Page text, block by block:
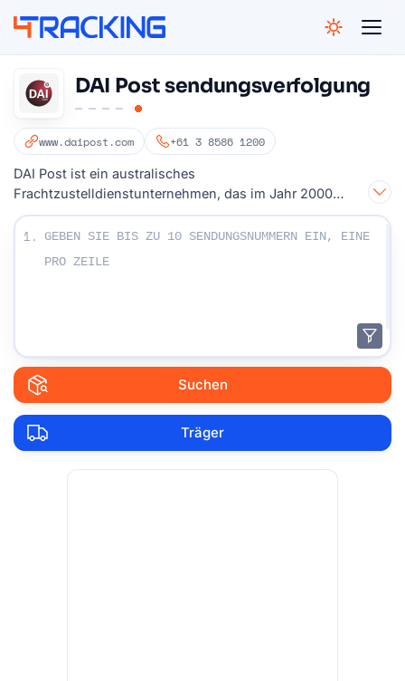
DAI Post sendungsverfolgung
www.daipost.com +61 3 8586 1200
DAI Post ist ein australisches
Frachtzustelldienstunternehmen, das im Jahr 2000
gegründet wurde
Geben Sie Ihre Sendungsnummern ein:
1.
Suchen
Träger